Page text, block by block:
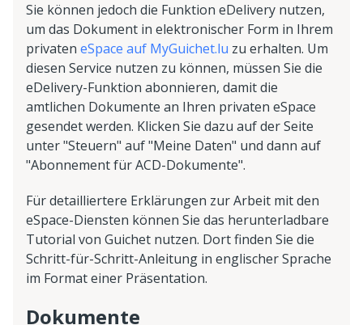
Sie können jedoch die Funktion eDelivery nutzen,
um das Dokument in elektronischer Form in Ihrem
privaten eSpace auf MyGuichet.lu zu erhalten. Um
diesen Service nutzen zu können, müssen Sie die
eDelivery-Funktion abonnieren, damit die
amtlichen Dokumente an Ihren privaten eSpace
gesendet werden. Klicken Sie dazu auf der Seite
unter "Steuern" auf "Meine Daten" und dann auf
"Abonnement für ACD-Dokumente".
Für detailliertere Erklärungen zur Arbeit mit den
eSpace-Diensten können Sie das herunterladbare
Tutorial von Guichet nutzen. Dort finden Sie die
Schritt-für-Schritt-Anleitung in englischer Sprache
im Format einer Präsentation.
Dokumente